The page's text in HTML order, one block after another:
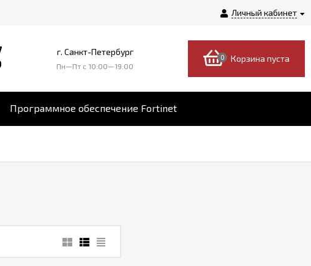
Личный кабинет
г. Санкт-Петербург
Пн—Пт c 10:00—19:00
0 Корзина пуста
Программное обеспечение Fortinet